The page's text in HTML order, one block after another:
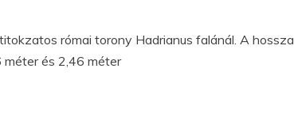
római torony Hadrianus falánál. A hossza
méter és 2,46 méter